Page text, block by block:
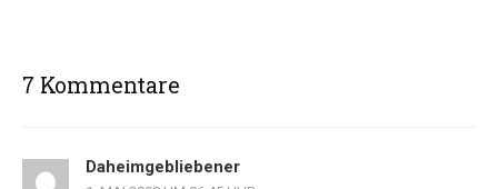
7 Kommentare
Daheimgebliebener